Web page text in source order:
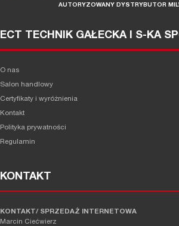
AUTORYZOWANY DYSTRYBUTOR
ECT TECHNIK GAŁECKA I S-KA
O nas
Salon handlowy
Certyfikaty i wyróżnienia
Kontakt
Polityka prywatności
Regulamin
KONTAKT
KONTAKT/ SPRZEDAŻ INTERNETOWA
Marcin Ciećwierz